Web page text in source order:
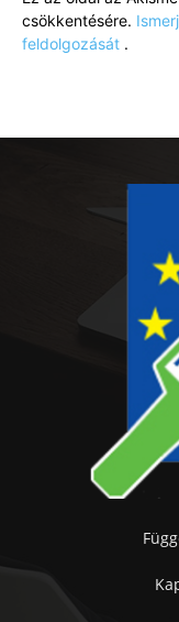
csökkentésére.
feldolgozását .